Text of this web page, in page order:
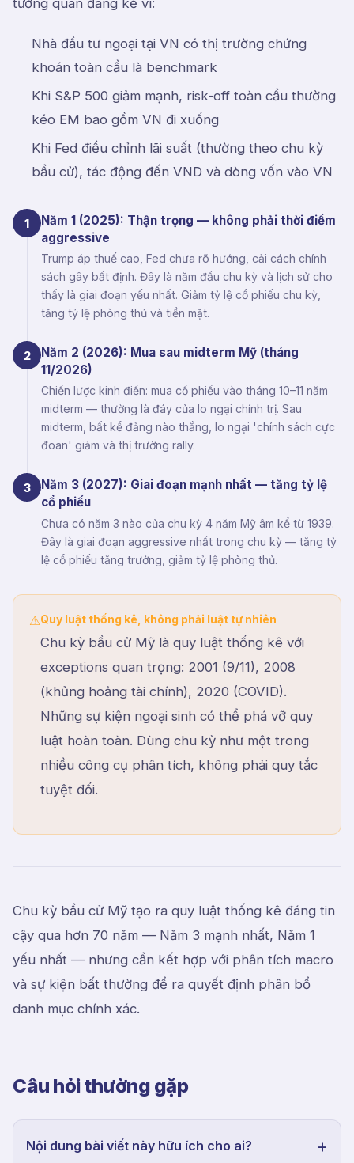
tương quan đáng kể vì:
Nhà đầu tư ngoại tại VN có thị trường chứng
khoán toàn cầu là benchmark
Khi S&P 500 giảm mạnh, risk-off toàn cầu thường
kéo EM bao gồm VN đi xuống
Khi Fed điều chỉnh lãi suất (thường theo chu kỳ
bầu cử), tác động đến VND và dòng vốn vào VN
1
Năm 1 (2025): Thận trọng — không phải thời điểm
aggressive
Trump áp thuế cao, Fed chưa rõ hướng, cải cách chính
sách gây bất định. Đây là năm đầu chu kỳ và lịch sử cho
thấy là giai đoạn yếu nhất. Giảm tỷ lệ cổ phiếu chu kỳ,
tăng tỷ lệ phòng thủ và tiền mặt.
2
Năm 2 (2026): Mua sau midterm Mỹ (tháng
11/2026)
Chiến lược kinh điển: mua cổ phiếu vào tháng 10–11 năm
midterm — thường là đáy của lo ngại chính trị. Sau
midterm, bất kể đảng nào thắng, lo ngại 'chính sách cực
đoan' giảm và thị trường rally.
3
Năm 3 (2027): Giai đoạn mạnh nhất — tăng tỷ lệ
cổ phiếu
Chưa có năm 3 nào của chu kỳ 4 năm Mỹ âm kể từ 1939.
Đây là giai đoạn aggressive nhất trong chu kỳ — tăng tỷ
lệ cổ phiếu tăng trưởng, giảm tỷ lệ phòng thủ.
⚠Quy luật thống kê, không phải luật tự nhiên
Chu kỳ bầu cử Mỹ là quy luật thống kê với
exceptions quan trọng: 2001 (9/11), 2008
(khủng hoảng tài chính), 2020 (COVID).
Những sự kiện ngoại sinh có thể phá vỡ quy
luật hoàn toàn. Dùng chu kỳ như một trong
nhiều công cụ phân tích, không phải quy tắc
tuyệt đối.
Chu kỳ bầu cử Mỹ tạo ra quy luật thống kê đáng tin
cậy qua hơn 70 năm — Năm 3 mạnh nhất, Năm 1
yếu nhất — nhưng cần kết hợp với phân tích macro
và sự kiện bất thường để ra quyết định phân bổ
danh mục chính xác.
Câu hỏi thường gặp
Nội dung bài viết này hữu ích cho ai?